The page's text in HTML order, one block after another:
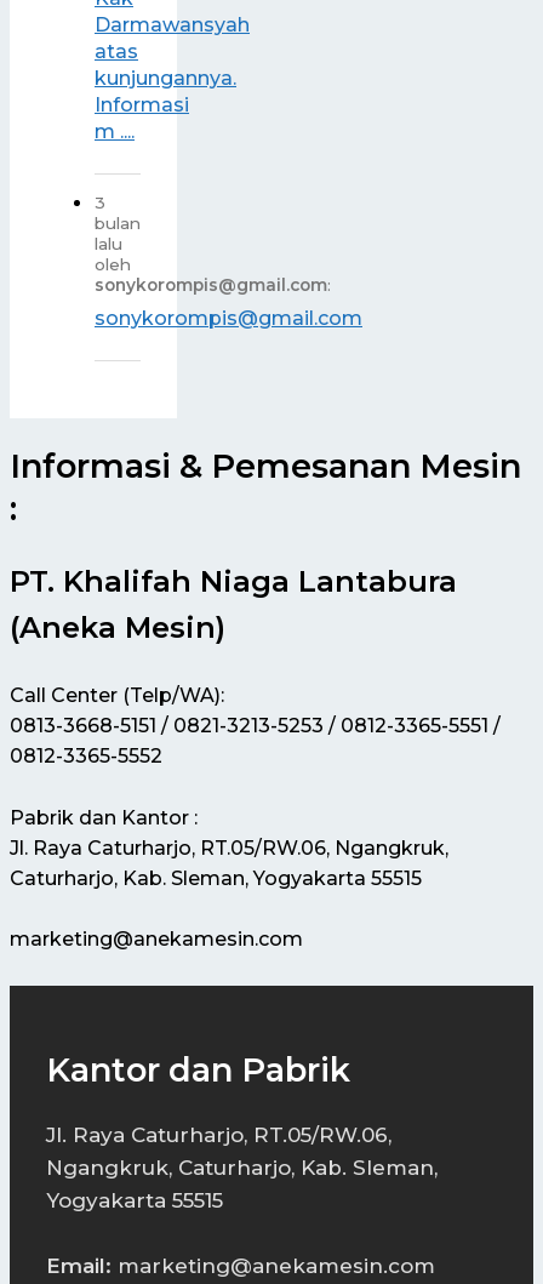
Darmawansyah
atas
kunjungannya.
Informasi
m ....
3
bulan
lalu
oleh
sonykorompis@gmail.com:
sonykorompis@gmail.com
Informasi & Pemesanan Mesin
:
PT. Khalifah Niaga Lantabura
(Aneka Mesin)
Call Center (Telp/WA):
0813-3668-5151 / 0821-3213-5253 / 0812-3365-5551 /
0812-3365-5552
Pabrik dan Kantor :
Jl. Raya Caturharjo, RT.05/RW.06, Ngangkruk,
Caturharjo, Kab. Sleman, Yogyakarta 55515
marketing@anekamesin.com
Kantor dan Pabrik
Jl. Raya Caturharjo, RT.05/RW.06,
Ngangkruk, Caturharjo, Kab. Sleman,
Yogyakarta 55515
Email: marketing@anekamesin.com